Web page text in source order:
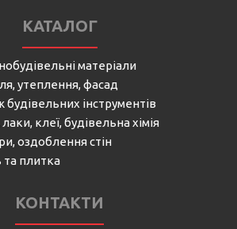
КАТАЛОГ
матеріали
утеплення, фасад
інструментів
клеї, будівельна хімія
оздоблення стін
та плитка
КОНТАКТИ